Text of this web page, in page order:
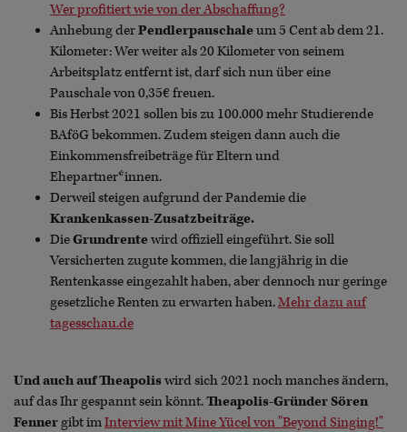
Wer profitiert wie von der Abschaffung?
Anhebung derPendlerpauschaleum 5 Cent ab dem 21.
Kilometer: Wer weiter als 20 Kilometer von seinem
Arbeitsplatz entfernt ist, darf sich nun über eine
Pauschale von 0,35€ freuen.
Bis Herbst 2021 sollen bis zu 100.000 mehr Studierende
BAföG bekommen. Zudem steigen dann auch die
Einkommensfreibeträge für Eltern und
Ehepartner*innen.
Derweil steigen aufgrund der Pandemie die
Krankenkassen-Zusatzbeiträge.
DieGrundrentewird offiziell eingeführt. Sie soll
Versicherten zugute kommen, die langjährig in die
Rentenkasse eingezahlt haben, aber dennoch nur geringe
gesetzliche Renten zu erwarten haben.Mehr dazu auf
tagesschau.de
Und auch auf Theapoliswird sich 2021 noch manches ändern,
auf das Ihr gespannt sein könnt.Theapolis-Gründer Sören
Fennergibt imInterview mit Mine Yücel von "Beyond Singing!"